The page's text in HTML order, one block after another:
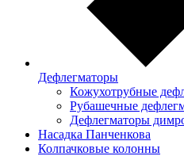
Дефлегматоры
Кожухотрубные
Рубашечные
Дефлегматоры
Насадка Панченкова
Колпачковые колонны